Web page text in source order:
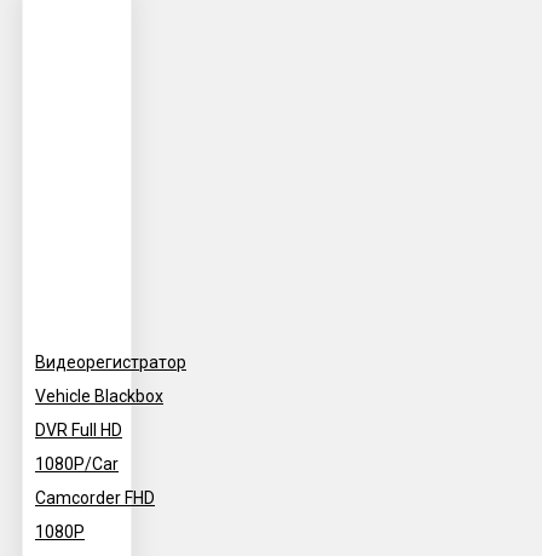
Видеорегистратор
Vehicle Blackbox
DVR Full HD
1080P/Car
Camcorder FHD
1080P